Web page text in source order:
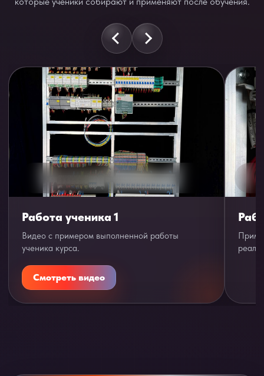
Работа ученика 1
Видео с примером выполненной работы
ученика курса.
Смотреть видео